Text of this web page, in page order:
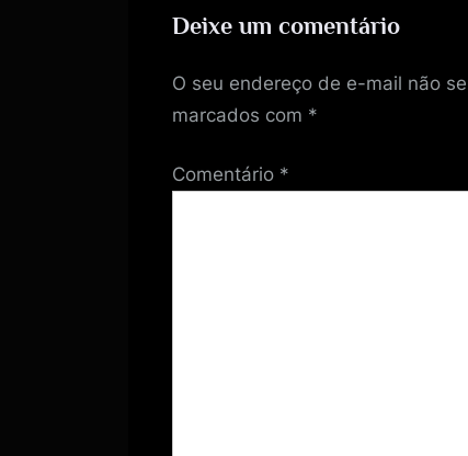
Deixe um comentário
O seu endereço de e-mail não
marcados com *
Comentário *